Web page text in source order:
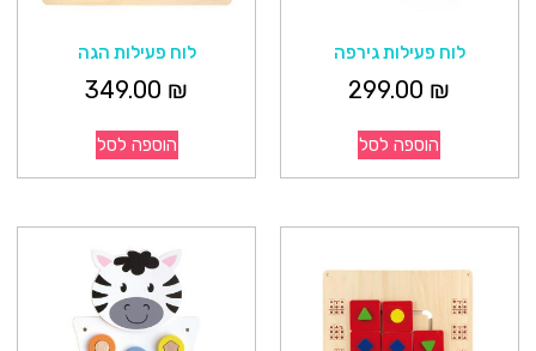
לוח פעילות גירפה
299.00 ₪
הוספה לסל
לוח פעילות הגה
349.00 ₪
הוספה לסל